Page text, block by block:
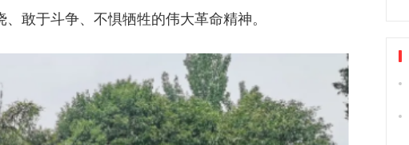
敢于斗争、不惧牺牲的伟大革命精神。